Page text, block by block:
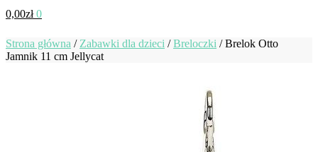
0,00zł 0
Strona główna / Zabawki dla dzieci /Breloczki /Brelok Otto
Jamnik 11 cm Jellycat